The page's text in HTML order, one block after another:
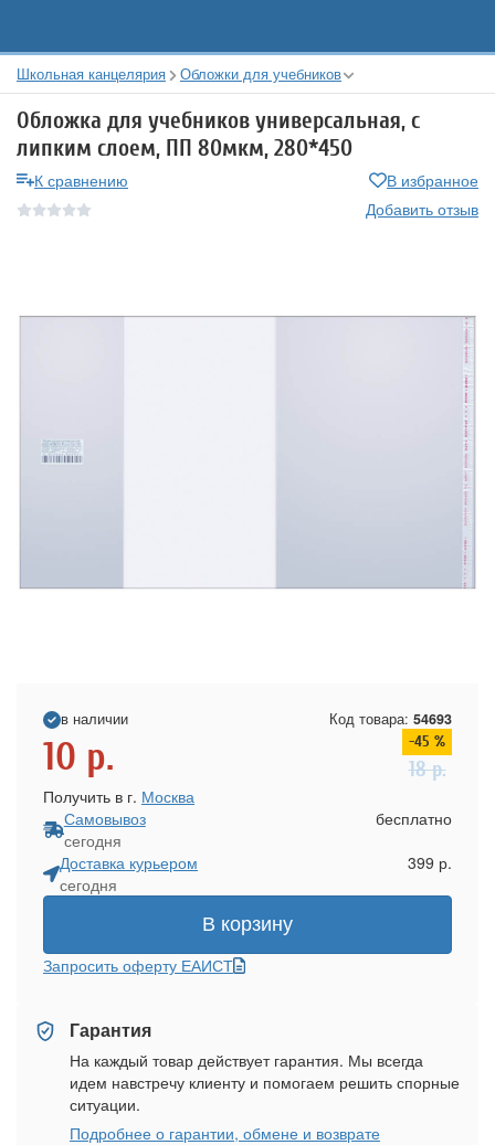
Школьная канцелярия Обложки для учебников
Обложка для учебников универсальная, с
липким слоем, ПП 80мкм, 280*450
К сравнению
В избранное
Добавить отзыв
в наличии Код товара: 54693
10 р. -45 %
18р.
Получить в г. Москва
Самовывоз
сегодня
бесплатно
Доставка курьером
сегодня
399 р.
В корзину
Запросить оферту ЕАИСТ
Гарантия
На каждый товар действует гарантия. Мы всегда
идем навстречу клиенту и помогаем решить спорные
ситуации.
Подробнее о гарантии, обмене и возврате